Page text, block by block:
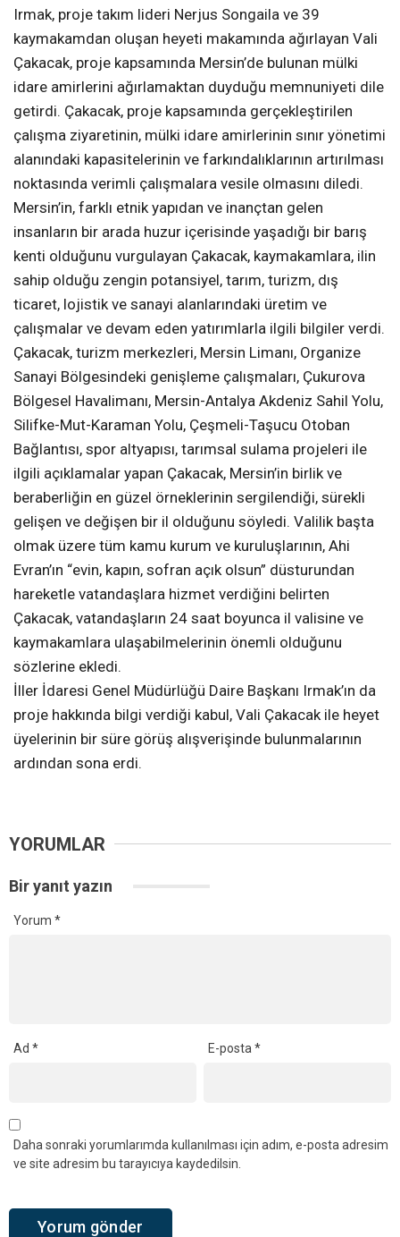
Irmak, proje takım lideri Nerjus Songaila ve 39
kaymakamdan oluşan heyeti makamında ağırlayan Vali
Çakacak, proje kapsamında Mersin’de bulunan mülki
idare amirlerini ağırlamaktan duyduğu memnuniyeti dile
getirdi. Çakacak, proje kapsamında gerçekleştirilen
çalışma ziyaretinin, mülki idare amirlerinin sınır yönetimi
alanındaki kapasitelerinin ve farkındalıklarının artırılması
noktasında verimli çalışmalara vesile olmasını diledi.
Mersin’in, farklı etnik yapıdan ve inançtan gelen
insanların bir arada huzur içerisinde yaşadığı bir barış
kenti olduğunu vurgulayan Çakacak, kaymakamlara, ilin
sahip olduğu zengin potansiyel, tarım, turizm, dış
ticaret, lojistik ve sanayi alanlarındaki üretim ve
çalışmalar ve devam eden yatırımlarla ilgili bilgiler verdi.
Çakacak, turizm merkezleri, Mersin Limanı, Organize
Sanayi Bölgesindeki genişleme çalışmaları, Çukurova
Bölgesel Havalimanı, Mersin-Antalya Akdeniz Sahil Yolu,
Silifke-Mut-Karaman Yolu, Çeşmeli-Taşucu Otoban
Bağlantısı, spor altyapısı, tarımsal sulama projeleri ile
ilgili açıklamalar yapan Çakacak, Mersin’in birlik ve
beraberliğin en güzel örneklerinin sergilendiği, sürekli
gelişen ve değişen bir il olduğunu söyledi. Valilik başta
olmak üzere tüm kamu kurum ve kuruluşlarının, Ahi
Evran’ın “evin, kapın, sofran açık olsun” düsturundan
hareketle vatandaşlara hizmet verdiğini belirten
Çakacak, vatandaşların 24 saat boyunca il valisine ve
kaymakamlara ulaşabilmelerinin önemli olduğunu
sözlerine ekledi.
İller İdaresi Genel Müdürlüğü Daire Başkanı Irmak’ın da
proje hakkında bilgi verdiği kabul, Vali Çakacak ile heyet
üyelerinin bir süre görüş alışverişinde bulunmalarının
ardından sona erdi.
YORUMLAR
Bir yanıt yazın
Yorum *
Ad * E-posta*
Daha sonraki yorumlarımda kullanılması için adım, e-posta adresim
ve site adresim bu tarayıcıya kaydedilsin.